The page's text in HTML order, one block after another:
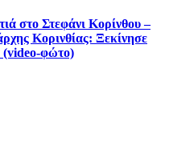
στο Στεφάνι Κορίνθου –
Κορινθίας: Ξεκίνησε
(video-φώτο)